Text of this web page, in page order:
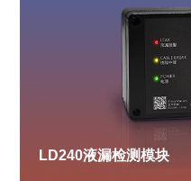
LD240液漏检测模块